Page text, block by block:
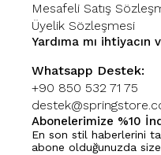
Mesafeli Satış
Üyelik Sözleşmesi
Yardıma mı ihtiyacın
Whatsapp Destek:
+90 850 532 71 75
Abonelerimize %10
En son stil haberlerini
abone olduğunuzda